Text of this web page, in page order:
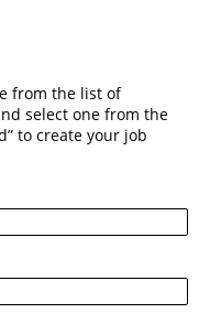
from the list of
select one from the
to create your job